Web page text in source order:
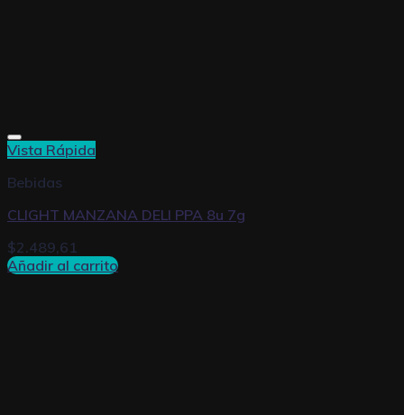
Vista Rápida
Bebidas
CLIGHT MANZANA DELI PPA 8u 7g
$2.489,61
Añadir al carrito